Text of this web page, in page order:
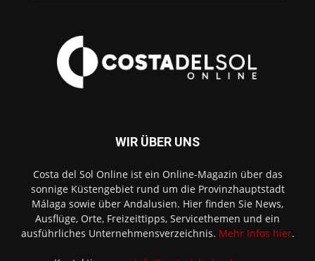
WIR ÜBER UNS
Costa del Sol Online ist ein Online-Magazin über das
sonnige Küstengebiet rund um die Provinzhauptstadt
Málaga sowie über Andalusien. Hier finden Sie News,
Ausflüge, Orte, Freizeittipps, Servicethemen und ein
ausführliches Unternehmensverzeichnis. Mehr Infos hier.